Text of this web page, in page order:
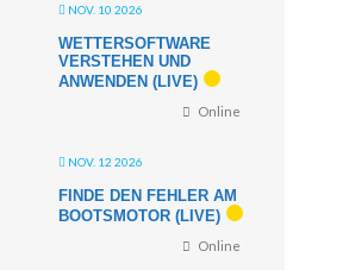
NOV. 10 2026
WETTERSOFTWARE
VERSTEHEN UND
ANWENDEN (LIVE)
Online
NOV. 12 2026
FINDE DEN FEHLER AM
BOOTSMOTOR (LIVE)
Online